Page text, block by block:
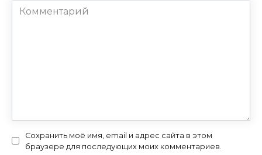
Комментарий
Сохранить моё имя, email и адрес сайта в этом
браузере для последующих моих комментариев.